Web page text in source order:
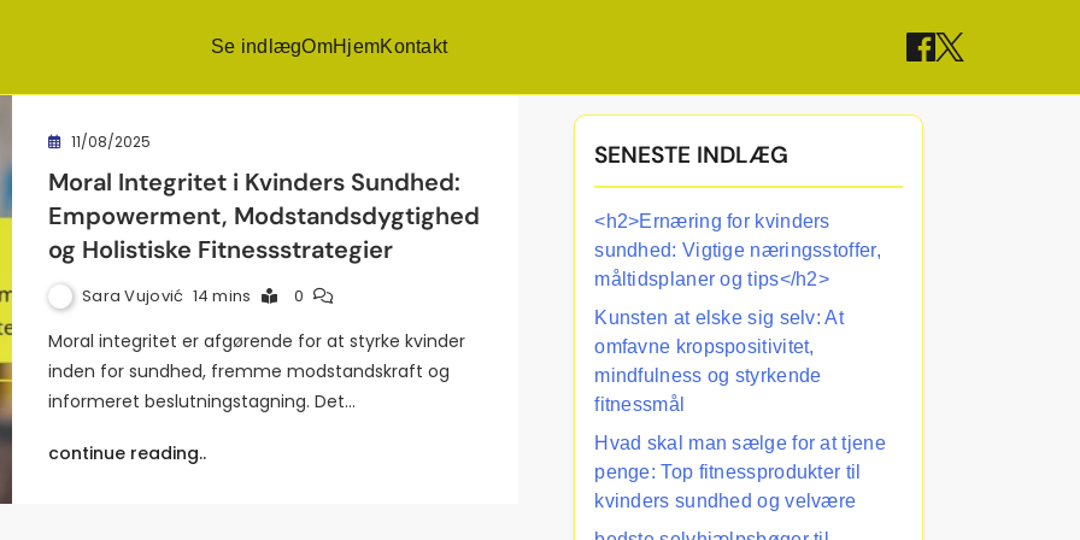
Se indlægOmHjemKontakt
11/08/2025
Moral Integritet i Kvinders Sundhed:
Empowerment, Modstandsdygtighed
og Holistiske Fitnessstrategier
Sara Vujović 14 mins 0
Moral integritet er afgørende for at styrke kvinder
inden for sundhed, fremme modstandskraft og
informeret beslutningstagning. Det…
continue reading..
SENESTE INDLÆG
<h2>Ernæring for kvinders
sundhed: Vigtige næringsstoffer,
måltidsplaner og tips</h2>
Kunsten at elske sig selv: At
omfavne kropspositivitet,
mindfulness og styrkende
fitnessmål
Hvad skal man sælge for at tjene
penge: Top fitnessprodukter til
kvinders sundhed og velvære